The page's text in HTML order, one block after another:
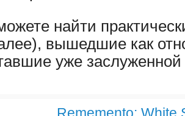
найти
вышедшие как
уже
Rememento: White